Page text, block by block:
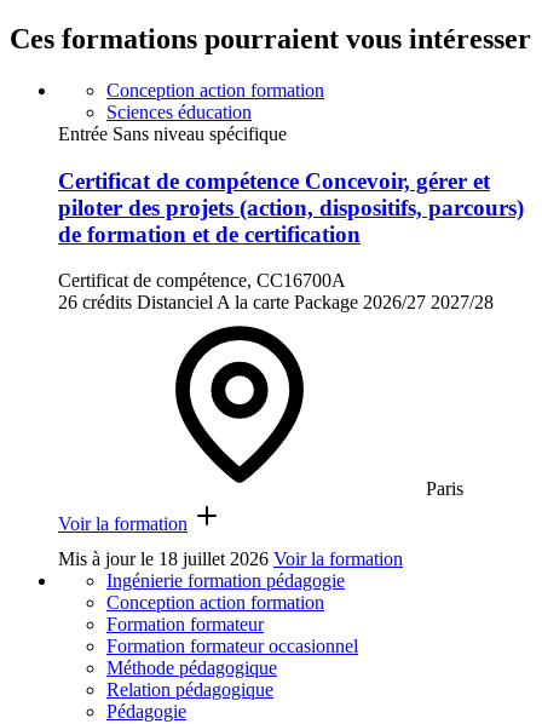
Ces formations pourraient vous intéresser
Conception action formation
Sciences éducation
Entrée Sans niveau spécifique
Certificat de compétence Concevoir, gérer et
piloter des projets (action, dispositifs, parcours)
de formation et de certification
Certificat de compétence, CC16700A
26 crédits Distanciel A la carte Package 2026/27 2027/28
Paris
Voir la formation
Mis à jour le 18 juillet 2026 Voir la formation
Ingénierie formation pédagogie
Conception action formation
Formation formateur
Formation formateur occasionnel
Méthode pédagogique
Relation pédagogique
Pédagogie